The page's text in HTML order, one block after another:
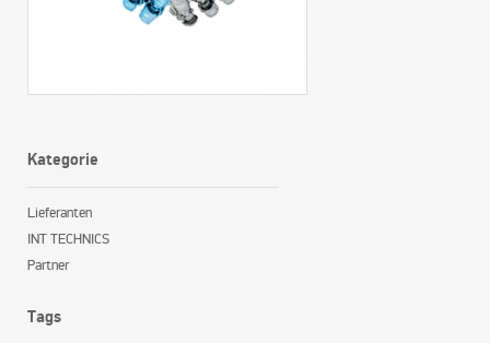
Kategorie
Lieferanten
INT TECHNICS
Partner
Tags